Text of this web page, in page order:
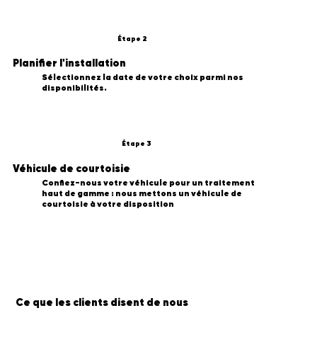
Étape 2
Planifier l'installation
Sélectionnez la date de votre choix parmi nos
disponibilités.
Étape 3
Véhicule de courtoisie
Confiez-nous votre véhicule pour un traitement
haut de gamme : nous mettons un véhicule de
courtoisie à votre disposition
Ce que les clients disent de nous